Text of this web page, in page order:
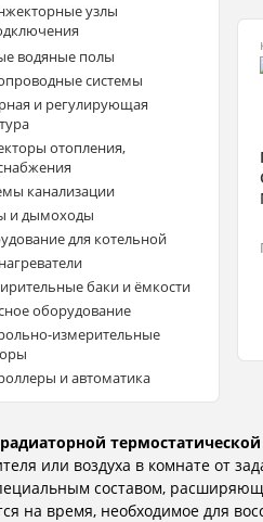
узлы
водяные полы
системы
и регулирующая
отопления,
канализации
и дымоходы
для котельной
баки и ёмкости
оборудование
измерительные
и автоматика
или воздуха в комнате от
составом,
на время, необходимое для